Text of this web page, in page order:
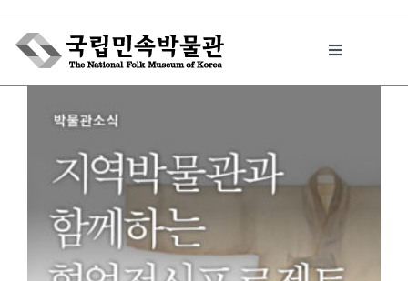
Skip
content
Toggle
박물관에서는
민속이야기
민속 인사이드